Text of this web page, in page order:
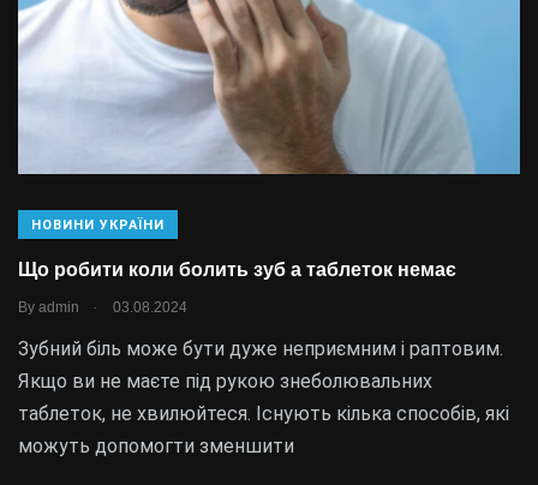
НОВИНИ УКРАЇНИ
Що робити коли болить зуб а таблеток немає
By admin . 03.08.2024
Зубний біль може бути дуже неприємним і раптовим.
Якщо ви не маєте під рукою знеболювальних
таблеток, не хвилюйтеся. Існують кілька способів, які
можуть допомогти зменшити